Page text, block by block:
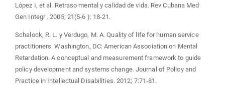
López I, et al. Retraso mental y calidad de vida. Rev Cubana Med
Gen Integr . 2005; 21(5-6 ): 18-21.
Schalock, R. L. y Verdugo, M. A. Quality of life for human service
practitioners. Washington, DC: American Association on Mental
Retardation. A conceptual and measurement framework to guide
policy development and systems change. Journal of Policy and
Practice in Intellectual Disabilities. 2012; 7:71-81.